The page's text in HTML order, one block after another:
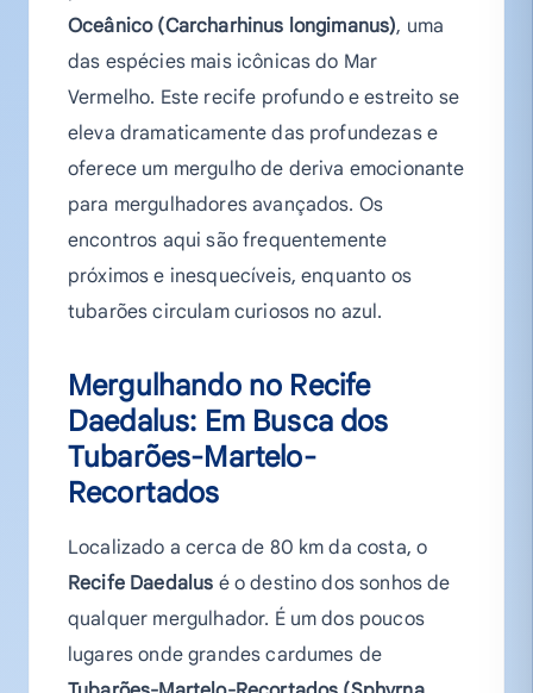
Oceânico (Carcharhinus longimanus), uma
das espécies mais icônicas do Mar
Vermelho. Este recife profundo e estreito se
eleva dramaticamente das profundezas e
oferece um mergulho de deriva emocionante
para mergulhadores avançados. Os
encontros aqui são frequentemente
próximos e inesquecíveis, enquanto os
tubarões circulam curiosos no azul.
Mergulhando no Recife
Daedalus: Em Busca dos
Tubarões-Martelo-
Recortados
Localizado a cerca de 80 km da costa, o
Recife Daedalus é o destino dos sonhos de
qualquer mergulhador. É um dos poucos
lugares onde grandes cardumes de